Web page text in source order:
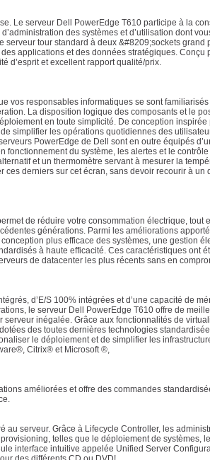
Le serveur Dell PowerEdge T610 participe à la
des systèmes et d’utilisation dont
tour standard à deux &#8209;sockets grand
applications et des données stratégiques. Conçu
d’esprit et excellent rapport qualité/prix.
vos responsables informatiques se sont
La disposition logique des composants et le
en toute simplicité. De conception inspirée
simplifier les opérations quotidiennes des
PowerEdge de Dell sont en outre équipés
fonctionnement du système, les alertes et le
et un thermomètre servant à mesurer la
derniers sur cet écran, sans devoir recourir à un
de réduire votre consommation électrique, tout
générations. Parmi les améliorations
plus efficace des systèmes, une gestion
à haute efficacité. Ces caractéristiques ont
de datacenter les plus récents sans en
d’E/S 100% intégrées et d’une capacité de
le serveur Dell PowerEdge T610 offre de
inégalée. Grâce aux fonctionnalités de
des toutes dernières technologies
le déploiement et de simplifier les
Citrix® et Microsoft ®,
améliorées et offre des commandes
serveur. Grâce à Lifecycle Controller, les
telles que le déploiement de systèmes,
interface intuitive appelée Unified Server